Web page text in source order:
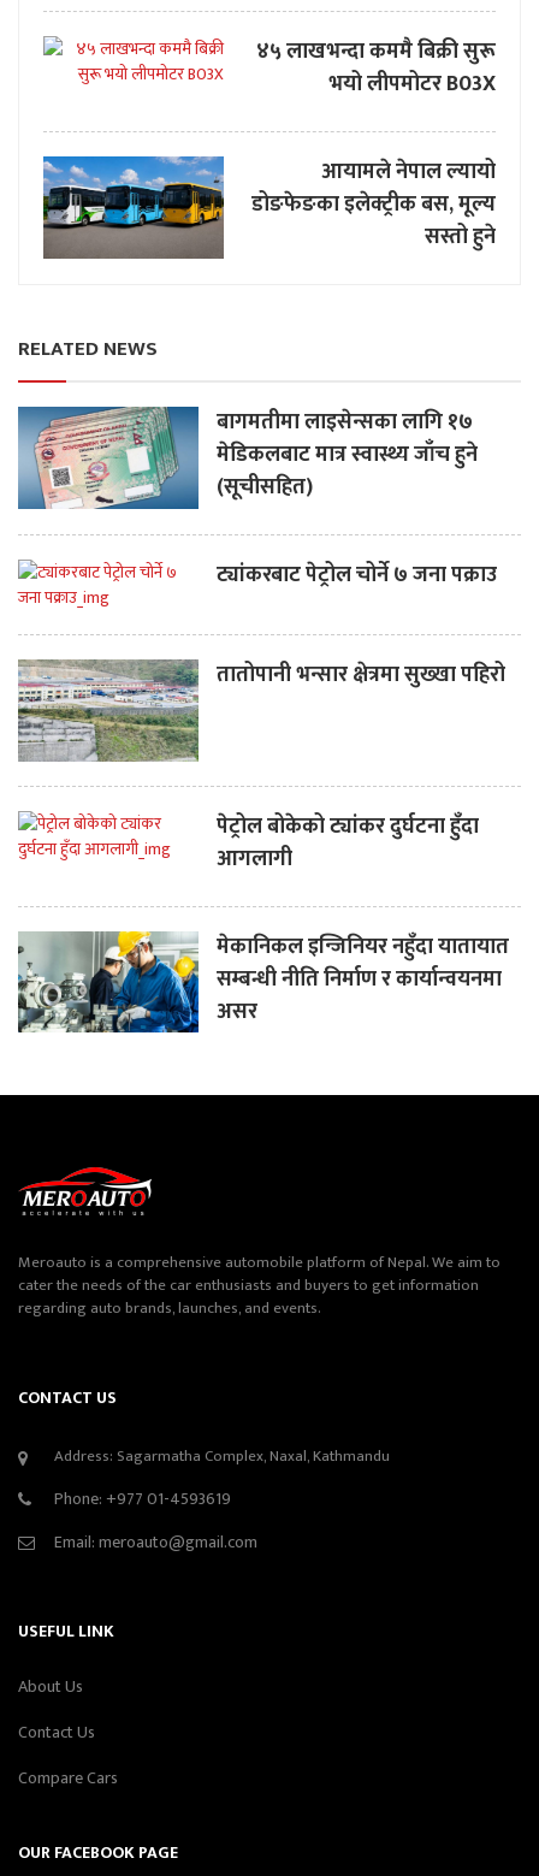
४५ लाखभन्दा कममै बिक्री सुरू
भयो लीपमोटर B03X
आयामले नेपाल ल्यायो
डोङफेङका इलेक्ट्रीक बस, मूल्य
सस्तो हुने
RELATED NEWS
बागमतीमा लाइसेन्सका लागि १७
मेडिकलबाट मात्र स्वास्थ्य जाँच हुने
(सूचीसहित)
ट्यांकरबाट पेट्रोल चोर्ने ७ जना पक्राउ
तातोपानी भन्सार क्षेत्रमा सुख्खा पहिरो
पेट्रोल बोकेको ट्यांकर दुर्घटना हुँदा
आगलागी
मेकानिकल इन्जिनियर नहुँदा यातायात
सम्बन्धी नीति निर्माण र कार्यान्वयनमा
असर
Meroauto is a comprehensive automobile platform of Nepal. We aim to
cater the needs of the car enthusiasts and buyers to get information
regarding auto brands, launches, and events.
CONTACT US
Address: Sagarmatha Complex, Naxal, Kathmandu
Phone: +977 01-4593619
Email:meroauto@gmail.com
USEFUL LINK
About Us
Contact Us
Compare Cars
OUR FACEBOOK PAGE